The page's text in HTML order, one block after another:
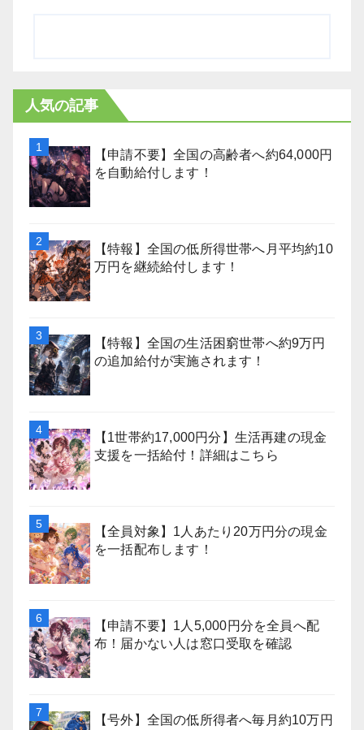
人気の記事
【申請不要】全国の高齢者へ約64,000円
を自動給付します！
【特報】全国の低所得世帯へ月平均約10
万円を継続給付します！
【特報】全国の生活困窮世帯へ約9万円
の追加給付が実施されます！
【1世帯約17,000円分】生活再建の現金
支援を一括給付！詳細はこちら
【全員対象】1人あたり20万円分の現金
を一括配布します！
【申請不要】1人5,000円分を全員へ配
布！届かない人は窓口受取を確認
【号外】全国の低所得者へ毎月約10万円